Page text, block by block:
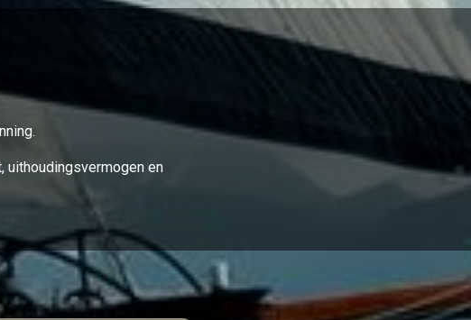
en